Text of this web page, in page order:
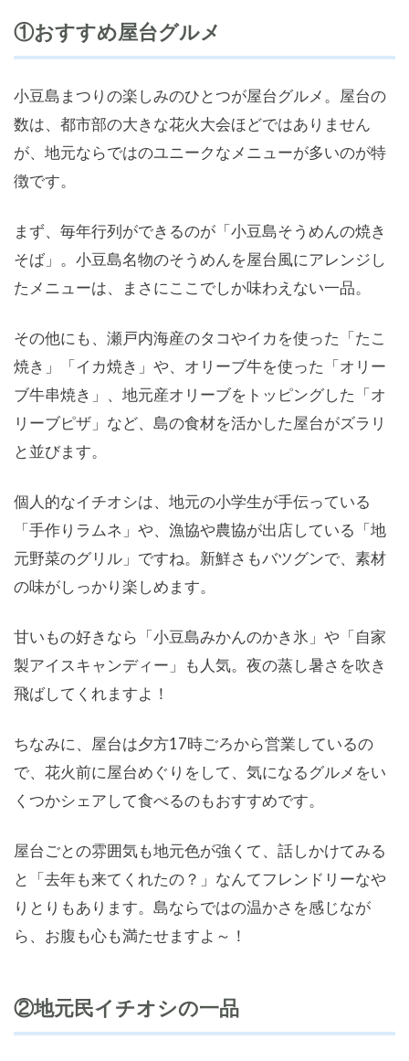
①おすすめ屋台グルメ
小豆島まつりの楽しみのひとつが屋台グルメ。屋台の
数は、都市部の大きな花火大会ほどではありません
が、地元ならではのユニークなメニューが多いのが特
徴です。
まず、毎年行列ができるのが「小豆島そうめんの焼き
そば」。小豆島名物のそうめんを屋台風にアレンジし
たメニューは、まさにここでしか味わえない一品。
その他にも、瀬戸内海産のタコやイカを使った「たこ
焼き」「イカ焼き」や、オリーブ牛を使った「オリー
ブ牛串焼き」、地元産オリーブをトッピングした「オ
リーブピザ」など、島の食材を活かした屋台がズラリ
と並びます。
個人的なイチオシは、地元の小学生が手伝っている
「手作りラムネ」や、漁協や農協が出店している「地
元野菜のグリル」ですね。新鮮さもバツグンで、素材
の味がしっかり楽しめます。
甘いもの好きなら「小豆島みかんのかき氷」や「自家
製アイスキャンディー」も人気。夜の蒸し暑さを吹き
飛ばしてくれますよ！
ちなみに、屋台は夕方17時ごろから営業しているの
で、花火前に屋台めぐりをして、気になるグルメをい
くつかシェアして食べるのもおすすめです。
屋台ごとの雰囲気も地元色が強くて、話しかけてみる
と「去年も来てくれたの？」なんてフレンドリーなや
りとりもあります。島ならではの温かさを感じなが
ら、お腹も心も満たせますよ～！
②地元民イチオシの一品